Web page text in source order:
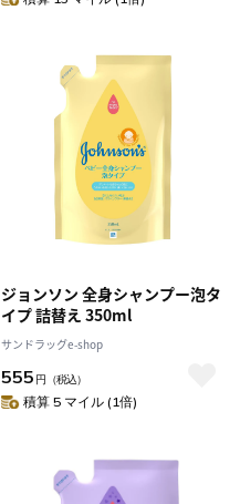
ジョンソン 全身シャンプー泡タ
イプ 詰替え 350ml
サンドラッグe-shop
555 円 （税込）
積算 5 マイル (1倍)